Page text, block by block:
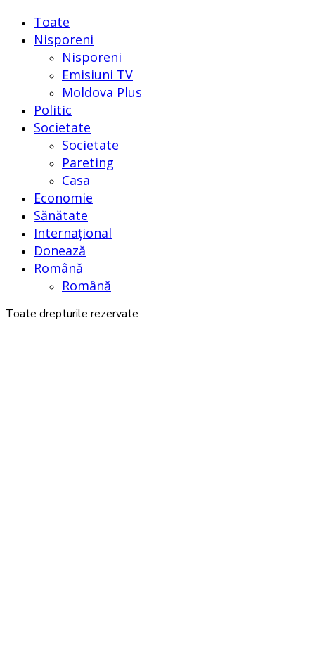
Toate
Nisporeni
Nisporeni
Emisiuni TV
Moldova Plus
Politic
Societate
Societate
Pareting
Casa
Economie
Sănătate
Internațional
Donează
Română
Română
Toate drepturile rezervate